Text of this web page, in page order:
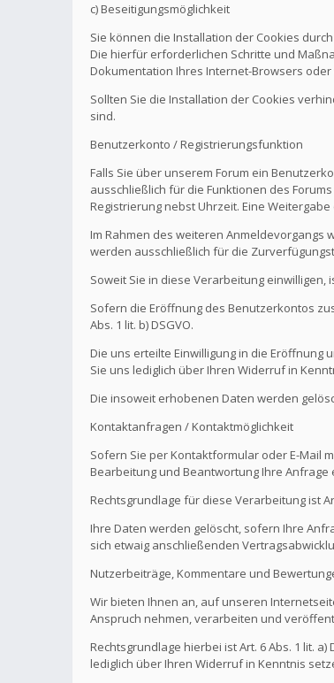
c) Beseitigungsmöglichkeit
Sie können die Installation der Cookies
Die hierfür erforderlichen Schritte und
Dokumentation Ihres Internet-Browsers
Sollten Sie die Installation der Cookies
sind.
Benutzerkonto / Registrierungsfunktion
Falls Sie über unserem Forum ein
ausschließlich für die Funktionen des
Registrierung nebst Uhrzeit. Eine
Im Rahmen des weiteren
werden ausschließlich für die
Soweit Sie in diese Verarbeitung einwilligen,
Sofern die Eröffnung des Benutzerkontos
Abs. 1 lit. b) DSGVO.
Die uns erteilte Einwilligung in die Eröffnung
Sie uns lediglich über Ihren Widerruf in
Die insoweit erhobenen Daten werden
Kontaktanfragen / Kontaktmöglichkeit
Sofern Sie per Kontaktformular oder E-Mail
Bearbeitung und Beantwortung Ihre
Rechtsgrundlage für diese Verarbeitung ist
Ihre Daten werden gelöscht, sofern Ihre
sich etwaig anschließenden
Nutzerbeiträge, Kommentare und
Wir bieten Ihnen an, auf unseren
Anspruch nehmen, verarbeiten und
Rechtsgrundlage hierbei ist Art. 6 Abs. 1 lit.
lediglich über Ihren Widerruf in Kenntnis